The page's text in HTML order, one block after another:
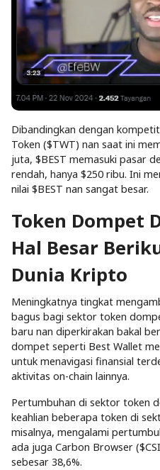
Dibandingkan dengan
Token ($TWT) nan saat ini
juta, $BEST memasuki pasar
rendah, hanya $250 ribu. Ini
nilai $BEST nan sangat besar.
Token Dompet
Hal Besar
Dunia Kripto
Meningkatnya tingkat
bagus bagi sektor token
baru nan diperkirakan bakal
dompet seperti Best Wallet
untuk menavigasi finansial
aktivitas on-chain lainnya.
Pertumbuhan di sektor token
keahlian beberapa token di
misalnya, mengalami
ada juga Carbon Browser
sebesar 38,6%.